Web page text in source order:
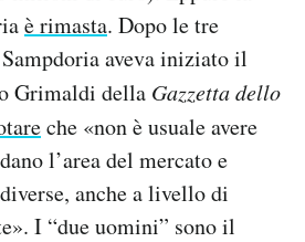
è rimasta. Dopo le tre
aveva iniziato il
Grimaldi della Gazzetta dello
che «non è usuale avere
l’area del mercato e
anche a livello di
I “due uomini” sono il